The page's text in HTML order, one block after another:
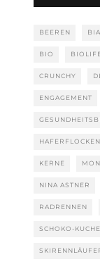
BEEREN
BIO
CRUNCHY
ENGAGEMENT
HAFERFLOCKEN
KERNE
NINA ASTNER
RADRENNEN
SCHOKO-